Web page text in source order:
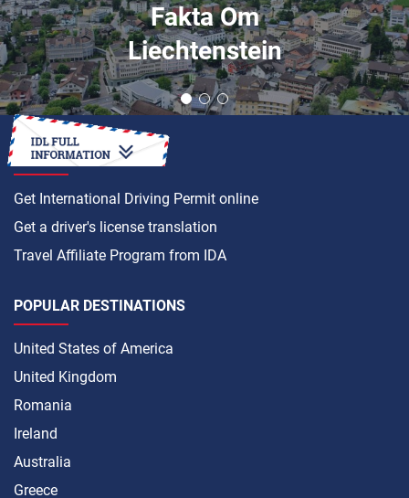
Fakta Om
Liechtenstein
HOW TO
Get International Driving Permit online
Get a driver's license translation
Travel Affiliate Program from IDA
POPULAR DESTINATIONS
United States of America
United Kingdom
Romania
Ireland
Australia
Greece